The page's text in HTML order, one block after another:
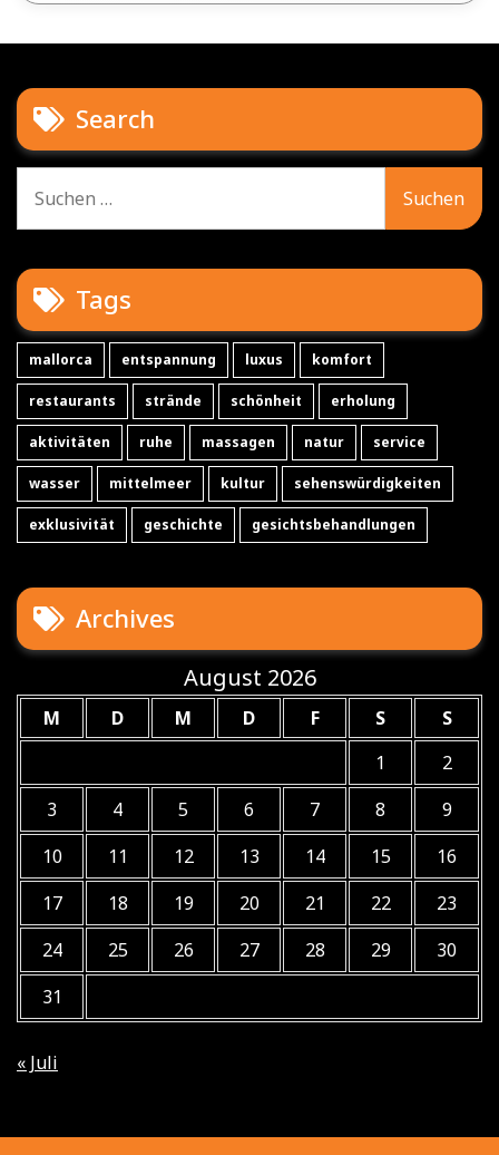
Search
nach:
Tags
mallorca entspannung luxus komfort
restaurants strände schönheit erholung
aktivitäten ruhe massagen natur service
wasser mittelmeer kultur sehenswürdigkeiten
exklusivität geschichte gesichtsbehandlungen
Archives
August 2026
M D M D F S
S
1
2
3
4 5 6 7 8
9
10
11 12 13 14 15
16
17
18 19 20 21 22
23
24
25 26 27 28 29
30
31
« Juli